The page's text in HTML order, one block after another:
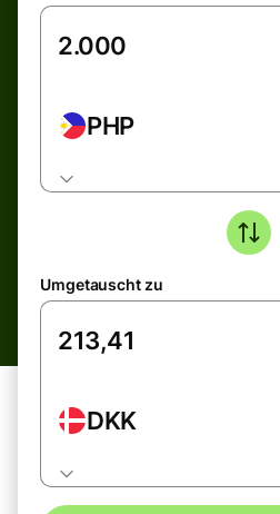
PHP
Umgetauscht zu
DKK